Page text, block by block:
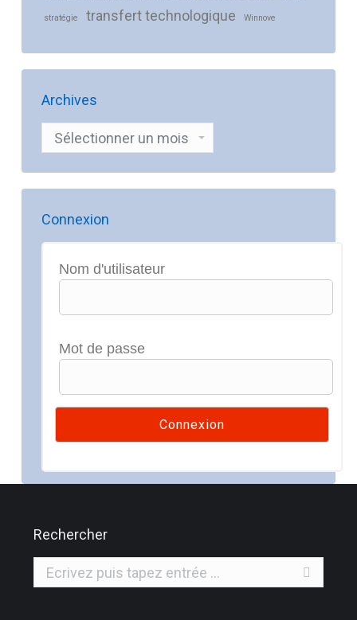
stratégie transfert technologique Winnove
Archives
Archives
Connexion
Nom d'utilisateur
Mot de passe
Rechercher
Recherche
: